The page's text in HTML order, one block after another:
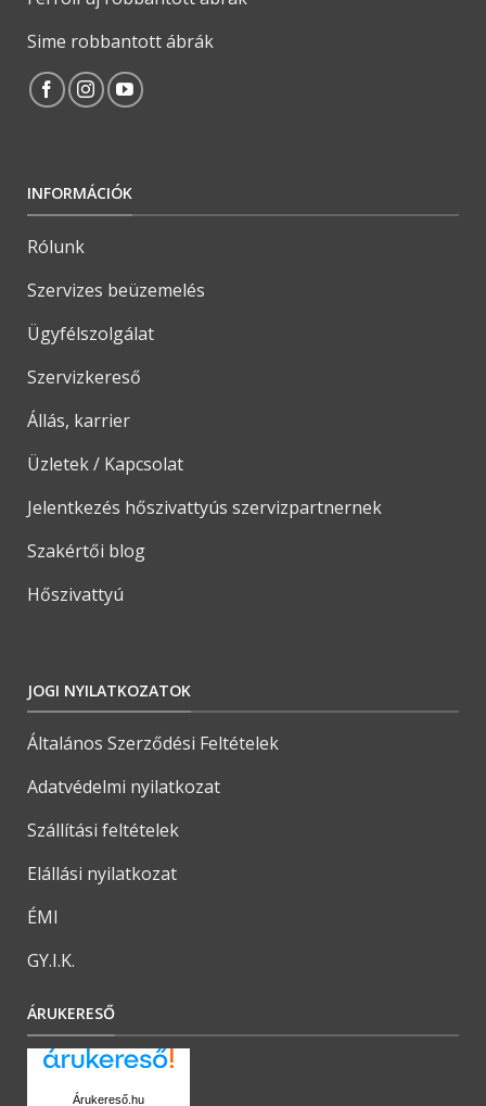
Sime robbantott ábrák
INFORMÁCIÓK
Rólunk
Szervizes beüzemelés
Ügyfélszolgálat
Szervizkereső
Állás, karrier
Üzletek / Kapcsolat
Jelentkezés hőszivattyús szervizpartnernek
Szakértői blog
Hőszivattyú
JOGI NYILATKOZATOK
Általános Szerződési Feltételek
Adatvédelmi nyilatkozat
Szállítási feltételek
Elállási nyilatkozat
ÉMI
GY.I.K.
ÁRUKERESŐ
Árukereső.hu